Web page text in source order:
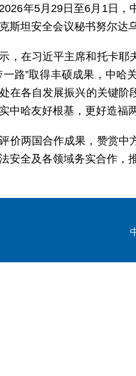
年5月29日至6月1日，
斯坦安全会议秘书努尔达
，在习近平主席和托卡
一路”取得丰硕成果，中
在各自发展振兴的关键
中哈友好根基，更好造福
价两国合作成果，赞赏中
安全及各领域务实合作，